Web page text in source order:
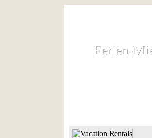
Ferien-
Ferien-